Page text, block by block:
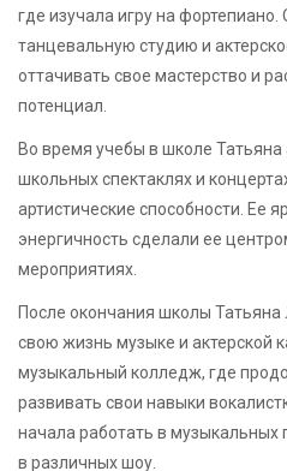
где изучала игру на
танцевальную студию и
оттачивать свое мастерство и
потенциал.
Во время учебы в школе Татьяна
школьных спектаклях и
артистические способности. Ее
энергичность сделали ее
мероприятиях.
После окончания школы
свою жизнь музыке и актерской
музыкальный колледж, где
развивать свои навыки
начала работать в музыкальных
в различных шоу.